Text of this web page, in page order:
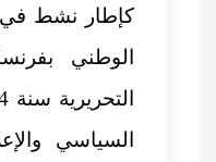
كإطار نشط في
الوطني
السياسي